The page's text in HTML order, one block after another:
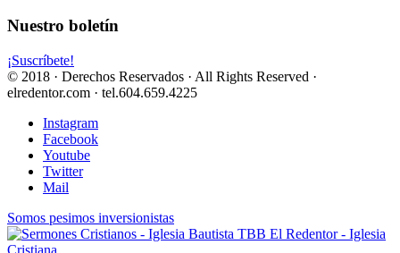
Nuestro boletín
¡Suscríbete!
© 2018 · Derechos Reservados · All Rights Reserved ·
elredentor.com · tel.604.659.4225
Instagram
Facebook
Youtube
Twitter
Mail
Somos pesimos inversionistas